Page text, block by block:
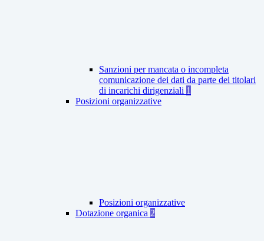
Sanzioni per mancata o incompleta
comunicazione dei dati da parte dei titolari
di incarichi dirigenziali 1
Posizioni organizzative
Posizioni organizzative
Dotazione organica 2